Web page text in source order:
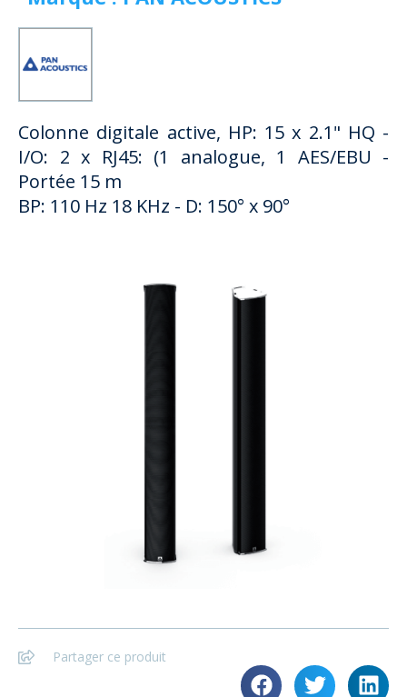
Colonne digitale active, HP: 15 x 2.1" HQ -
I/O: 2 x RJ45: (1 analogue, 1 AES/EBU -
Portée 15 m
BP: 110 Hz 18 KHz - D: 150° x 90°
Partager ce produit